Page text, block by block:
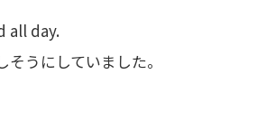
all day.
うにしていました。